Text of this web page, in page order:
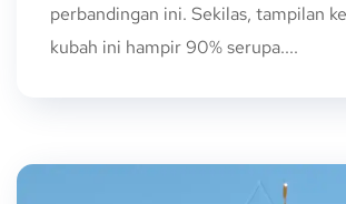
perbandingan ini. Sekilas, tampilan
kubah ini hampir 90% serupa....